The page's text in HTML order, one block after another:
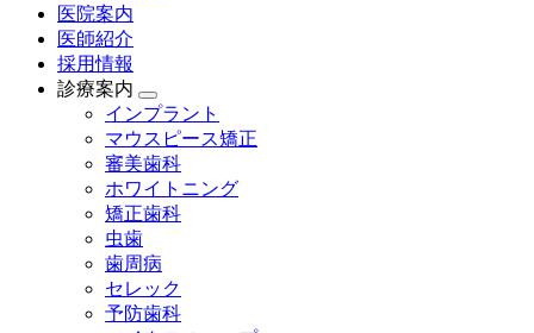
医院案内
医師紹介
採用情報
診療案内
インプラント
マウスピース矯正
審美歯科
ホワイトニング
矯正歯科
虫歯
歯周病
セレック
予防歯科